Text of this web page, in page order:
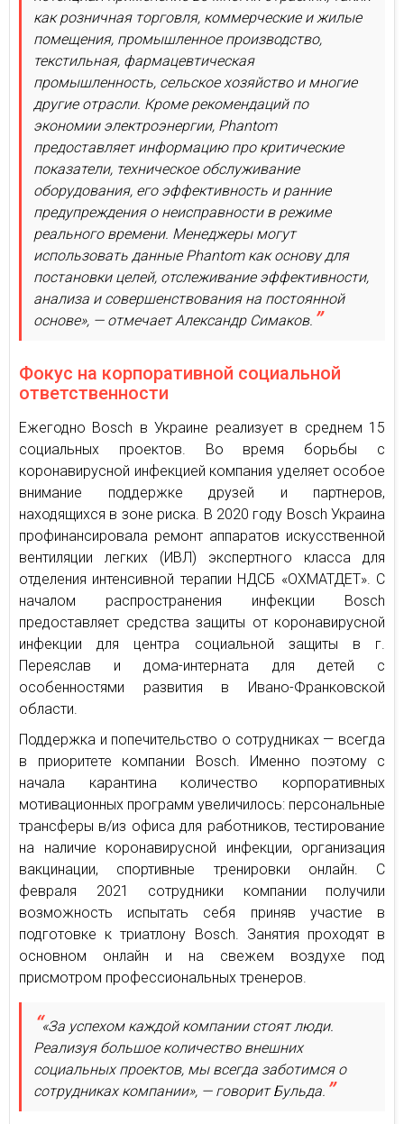
как розничная торговля, коммерческие и жилые
помещения, промышленное производство,
текстильная, фармацевтическая
промышленность, сельское хозяйство и многие
другие отрасли. Кроме рекомендаций по
экономии электроэнергии, Phantom
предоставляет информацию про критические
показатели, техническое обслуживание
оборудования, его эффективность и ранние
предупреждения о неисправности в режиме
реального времени. Менеджеры могут
использовать данные Phantom как основу для
постановки целей, отслеживание эффективности,
анализа и совершенствования на постоянной
основе», — отмечает Александр Симаков.
Фокус на корпоративной социальной
ответственности
Ежегодно Bosch в Украине реализует в среднем 15
социальных проектов. Во время борьбы с
коронавирусной инфекцией компания уделяет особое
внимание поддержке друзей и партнеров,
находящихся в зоне риска. В 2020 году Bosch Украина
профинансировала ремонт аппаратов искусственной
вентиляции легких (ИВЛ) экспертного класса для
отделения интенсивной терапии НДСБ «ОХМАТДЕТ». С
началом распространения инфекции Bosch
предоставляет средства защиты от коронавирусной
инфекции для центра социальной защиты в г.
Переяслав и дома-интерната для детей с
особенностями развития в Ивано-Франковской
области.
Поддержка и попечительство о сотрудниках — всегда
в приоритете компании Bosch. Именно поэтому с
начала карантина количество корпоративных
мотивационных программ увеличилось: персональные
трансферы в/из офиса для работников, тестирование
на наличие коронавирусной инфекции, организация
вакцинации, спортивные тренировки онлайн. С
февраля 2021 сотрудники компании получили
возможность испытать себя приняв участие в
подготовке к триатлону Bosch. Занятия проходят в
основном онлайн и на свежем воздухе под
присмотром профессиональных тренеров.
«За успехом каждой компании стоят люди.
Реализуя большое количество внешних
социальных проектов, мы всегда заботимся о
сотрудниках компании», — говорит Бульда.